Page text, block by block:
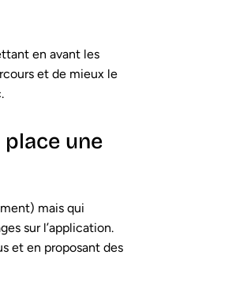
en avant les
et de mieux le
une
mais qui
sur l’application.
et en proposant des